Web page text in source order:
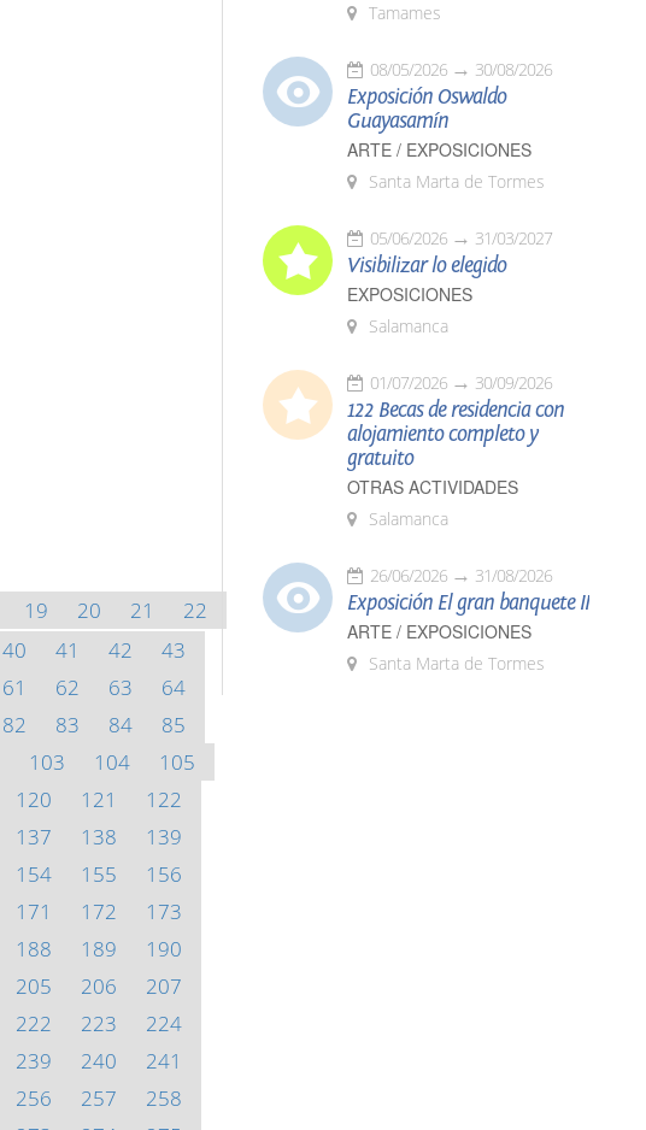
19 20 21
22
40 41 42
43
61 62 63
64
82 83 84
85
103 104
105
120 121
122
137 138
139
154 155
156
171 172
173
188 189
190
205 206
207
222 223
224
239 240
241
256 257
258
Tamames
08/05/2026 30/08/2026
Exposición Oswaldo
Guayasamín
ARTE / EXPOSICIONES
Santa Marta de Tormes
05/06/2026 31/03/2027
Visibilizar lo elegido
EXPOSICIONES
Salamanca
01/07/2026 30/09/2026
122 Becas de residencia con
alojamiento completo y
gratuito
OTRAS ACTIVIDADES
Salamanca
26/06/2026 31/08/2026
Exposición El gran banquete II
ARTE / EXPOSICIONES
Santa Marta de Tormes